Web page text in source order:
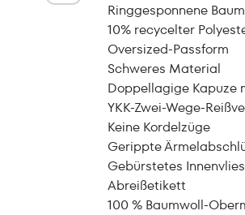
Ringgesponnene
10% recycelter
Oversized-Passform
Schweres Material
Doppellagige Kapuze
YKK-Zwei-Wege-
Keine Kordelzüge
Gerippte
Gebürstetes Innenvlies
Abreißetikett
100 % Baumwoll-